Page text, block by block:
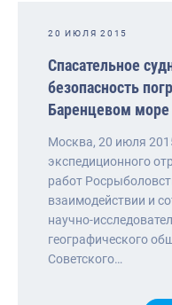
20 ИЮЛЯ 2015
Спасательное
безопасность
Баренцевом море
Москва, 20 июля
экспедиционного
работ
взаимодействии и
научно-
географического
Советского…